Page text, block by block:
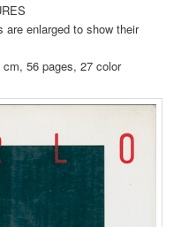
are enlarged to show their
56 pages, 27 color